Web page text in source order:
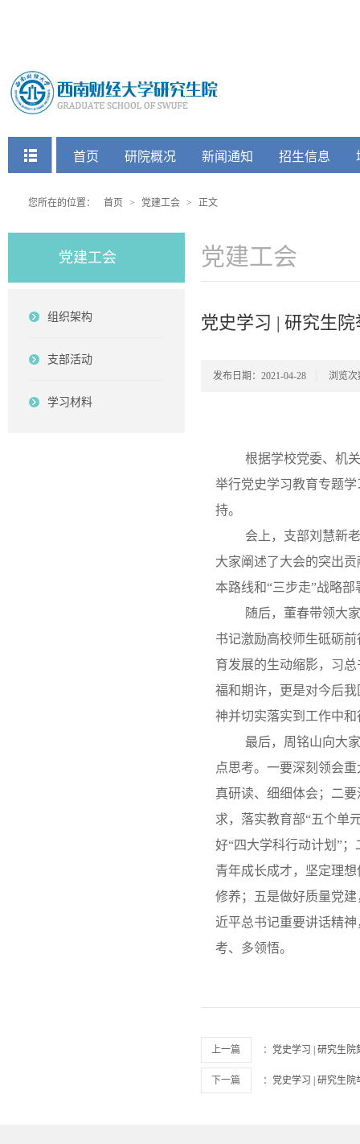
快捷菜单
首页 研院概况 新闻通知 招生信息
您所在的位置： 首页 > 党建工会 > 正文
党建工会
组织架构
支部活动
学习材料
党建工会
党史学习 | 研究生
发布日期：2021-04-28 浏览次
根据学校党委、机
举行党史学习教育专题
持。
会上，支部刘慧新
大家阐述了大会的突出
本路线和“三步走”战略部
随后，董春带领大
书记激励高校师生砥砺
育发展的生动缩影，习
福和期许，更是对今后
神并切实落实到工作中
最后，周铭山向大
点思考。一要深刻领会
真研读、细细体会；二
求，落实教育部“五个单
好“四大学科行动计划”
青年成长成才，坚定理
修养；五是做好质量党
近平总书记重要讲话精
考、多领悟。
上一篇 ： 党史学习 | 研究生
下一篇 ： 党史学习 | 研究生